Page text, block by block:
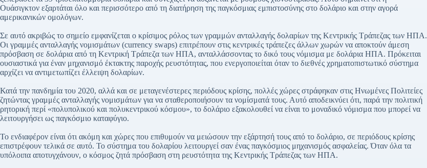
Ουάσιγκτον εξαρτάται όλο και περισσότερο από τη διατήρηση της παγκόσμιας εμπιστοσύνης στο δολάριο και στην αγορά
αμερικανικών ομολόγων.
Σε αυτό ακριβώς το σημείο εμφανίζεται ο κρίσιμος ρόλος των γραμμών ανταλλαγής δολαρίων της Κεντρικής Τράπεζας των ΗΠΑ.
Οι γραμμές ανταλλαγής νομισμάτων (currency swaps) επιτρέπουν στις κεντρικές τράπεζες άλλων χωρών να αποκτούν άμεση
πρόσβαση σε δολάρια από τη Κεντρική Τράπεζα των ΗΠΑ, ανταλλάσσοντας το δικό τους νόμισμα με δολάρια ΗΠΑ. Πρόκειται
ουσιαστικά για έναν μηχανισμό έκτακτης παροχής ρευστότητας, που ενεργοποιείται όταν το διεθνές χρηματοπιστωτικό σύστημα
αρχίζει να αντιμετωπίζει έλλειψη δολαρίων.
Κατά την πανδημία του 2020, αλλά και σε μεταγενέστερες περιόδους κρίσης, πολλές χώρες στράφηκαν στις Ηνωμένες Πολιτείες
ζητώντας γραμμές ανταλλαγής νομισμάτων για να σταθεροποιήσουν τα νομίσματά τους. Αυτό αποδεικνύει ότι, παρά την πολιτική
ρητορική περί «πολυπολικού και πολυκεντρικού κόσμου», το δολάριο εξακολουθεί να είναι το μοναδικό νόμισμα που μπορεί να
λειτουργήσει ως παγκόσμιο καταφύγιο.
Το ενδιαφέρον είναι ότι ακόμη και χώρες που επιθυμούν να μειώσουν την εξάρτησή τους από το δολάριο, σε περιόδους κρίσης
επιστρέφουν τελικά σε αυτό. Το σύστημα του δολαρίου λειτουργεί σαν ένας παγκόσμιος μηχανισμός ασφαλείας. Όταν όλα τα
υπόλοιπα αποτυγχάνουν, ο κόσμος ζητά πρόσβαση στη ρευστότητα της Κεντρικής Τράπεζας των ΗΠΑ.